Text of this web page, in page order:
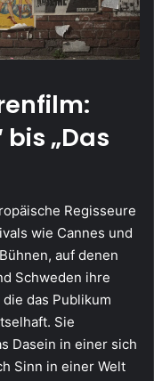
bis „Das
Regisseure
wie Cannes und
auf denen
Schweden ihre
das Publikum
Sie
Dasein in einer sich
Sinn in einer Welt